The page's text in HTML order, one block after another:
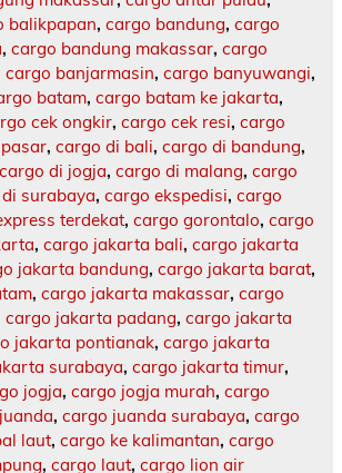
balikpapan, cargo bandung, cargo
, cargo bandung makassar, cargo
cargo banjarmasin, cargo banyuwangi,
batam, cargo batam ke jakarta,
cek ongkir, cargo cek resi, cargo
, cargo di bali, cargo di bandung,
cargo di jogja, cargo di malang, cargo
surabaya, cargo ekspedisi, cargo
terdekat, cargo gorontalo, cargo
, cargo jakarta bali, cargo jakarta
jakarta bandung, cargo jakarta barat,
, cargo jakarta makassar, cargo
cargo jakarta padang, cargo jakarta
jakarta pontianak, cargo jakarta
surabaya, cargo jakarta timur,
jogja, cargo jogja murah, cargo
, cargo juanda surabaya, cargo
laut, cargo ke kalimantan, cargo
, cargo laut, cargo lion air